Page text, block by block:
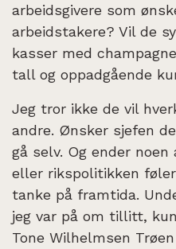
arbeidsgivere som
arbeidstakere? Vil de
kasser med
tall og oppadgående
Jeg tror ikke de vil
andre. Ønsker sjefen
gå selv. Og ender
eller rikspolitikken
tanke på framtida.
jeg var på om tillitt,
Tone Wilhelmsen